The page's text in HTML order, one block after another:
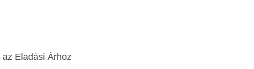
Eladási Árhoz